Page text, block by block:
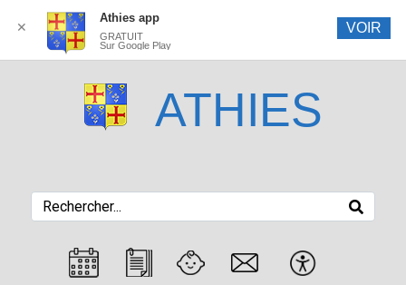
ATHIES
✕
Athies app
GRATUIT
Sur Google Play
VOIR